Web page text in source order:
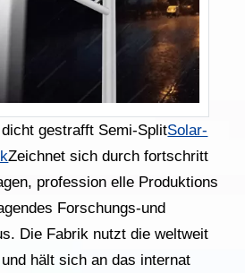
gestrafft Semi-SplitSolar-
Zeichnet sich durch fortschritt
profession elle Produktions
Forschungs-und
Die Fabrik nutzt die weltweit
hält sich an das internat